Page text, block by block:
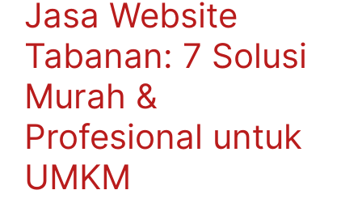
Jasa Website
Tabanan: 7 Solusi
Murah &
Profesional untuk
UMKM